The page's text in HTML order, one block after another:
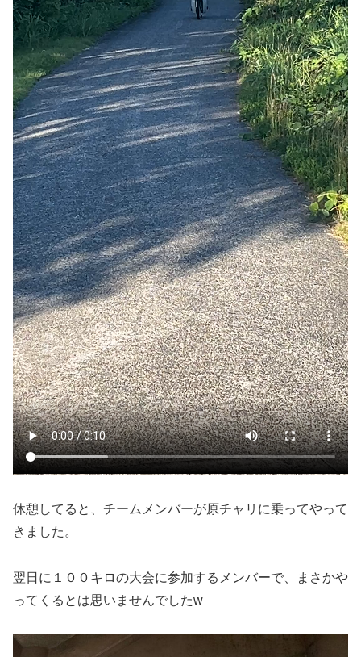
休憩してると、チームメンバーが原チャリに乗ってやって
きました。
翌日に１００キロの大会に参加するメンバーで、まさかや
ってくるとは思いませんでしたw